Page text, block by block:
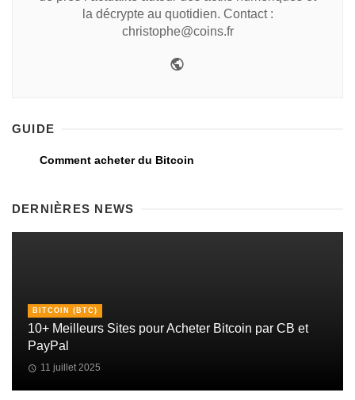
la décrypte au quotidien. Contact :
christophe@coins.fr
GUIDE
Comment acheter du Bitcoin
DERNIÈRES NEWS
BITCOIN (BTC)
10+ Meilleurs Sites pour Acheter Bitcoin par CB et
PayPal
11 juillet 2025